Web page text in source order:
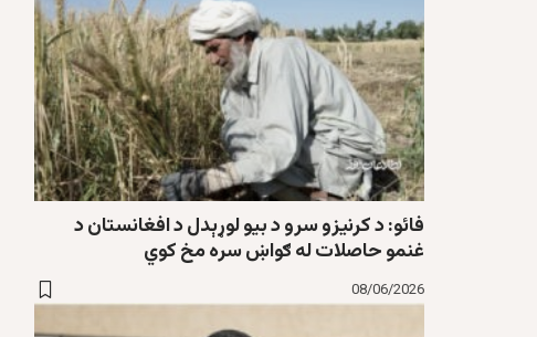
فائو: د کرنیزو سرو د بیو لوړېدل د افغانستان د
غنمو حاصلات له ګواښ سره مخ کوي
08/06/2026